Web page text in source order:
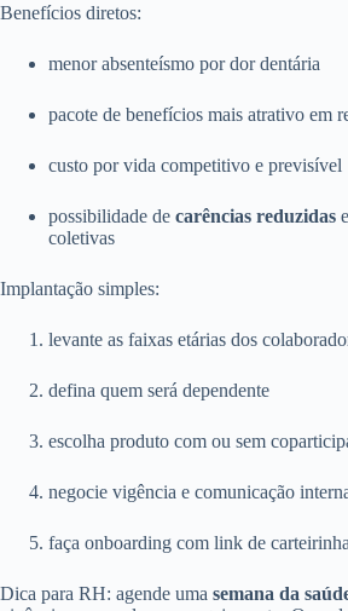
Benefícios diretos:
menor absenteísmo por dor dentária
pacote de benefícios mais atrativo em
custo por vida competitivo e previsível
possibilidade de carências reduzidas
coletivas
Implantação simples:
levante as faixas etárias dos
defina quem será dependente
escolha produto com ou sem
negocie vigência e comunicação
faça onboarding com link de
Dica para RH: agende uma semana da